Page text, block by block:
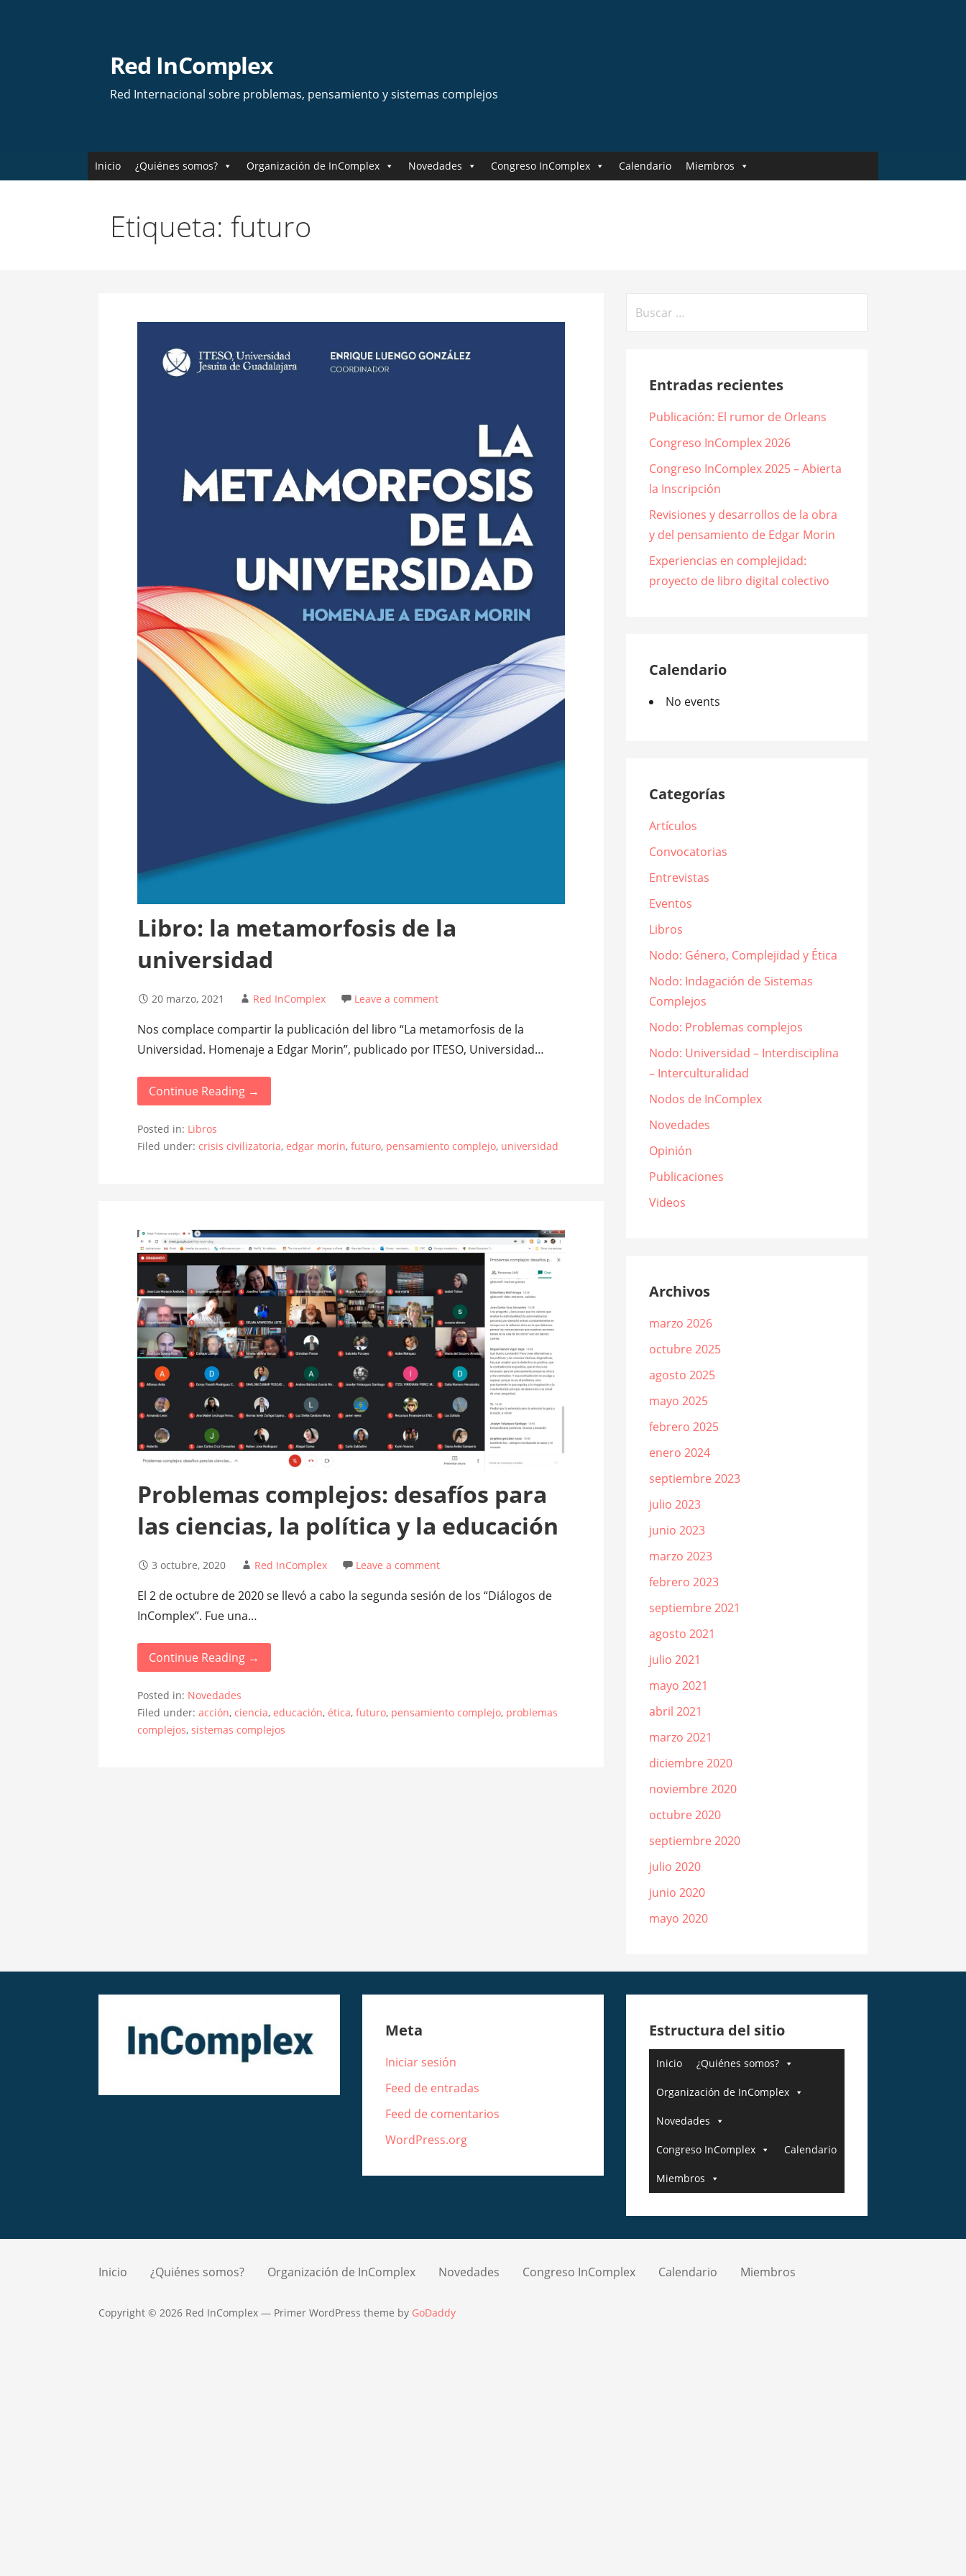
Red InComplex
Red Internacional sobre problemas, pensamiento y sistemas complejos
Inicio ¿Quiénes somos? Organización de InComplex Novedades Congreso InComplex Calendario Miembros
Etiqueta: futuro
Libro: la metamorfosis de la
universidad
20 marzo, 2021 Red InComplex Leave a comment
Nos complace compartir la publicación del libro “La metamorfosis de la
Universidad. Homenaje a Edgar Morin”, publicado por ITESO, Universidad…
Continue Reading →
Posted in: Libros
Filed under:crisis civilizatoria,edgar morin,futuro, pensamiento complejo, universidad
Problemas complejos: desafíos para
las ciencias, la política y la educación
3 octubre, 2020 Red InComplex Leave a comment
El 2 de octubre de 2020 se llevó a cabo la segunda sesión de los “Diálogos de
InComplex”. Fue una…
Continue Reading →
Posted in: Novedades
Filed under:acción,ciencia,educación,ética,futuro, pensamiento complejo, problemas
complejos,sistemas complejos
Entradas recientes
Publicación: El rumor de Orleans
Congreso InComplex 2026
Congreso InComplex 2025 – Abierta
la Inscripción
Revisiones y desarrollos de la obra
y del pensamiento de Edgar Morin
Experiencias en complejidad:
proyecto de libro digital colectivo
Calendario
No events
Categorías
Artículos
Convocatorias
Entrevistas
Eventos
Libros
Nodo: Género, Complejidad y Ética
Nodo: Indagación de Sistemas
Complejos
Nodo: Problemas complejos
Nodo: Universidad – Interdisciplina
– Interculturalidad
Nodos de InComplex
Novedades
Opinión
Publicaciones
Videos
Archivos
marzo 2026
octubre 2025
agosto 2025
mayo 2025
febrero 2025
enero 2024
septiembre 2023
julio 2023
junio 2023
marzo 2023
febrero 2023
septiembre 2021
agosto 2021
julio 2021
mayo 2021
abril 2021
marzo 2021
diciembre 2020
noviembre 2020
octubre 2020
septiembre 2020
julio 2020
junio 2020
mayo 2020
Meta
Iniciar sesión
Feed de entradas
Feed de comentarios
WordPress.org
Estructura del sitio
Inicio ¿Quiénes somos?
Organización de InComplex
Novedades
Congreso InComplex Calendario
Miembros
Inicio ¿Quiénes somos? Organización de InComplex Novedades Congreso InComplex Calendario Miembros
Copyright © 2026 Red InComplex — Primer WordPress theme by GoDaddy